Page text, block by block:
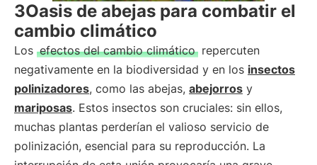
3Oasis de abejas para combatir el
cambio climático
Los efectos del cambio climático repercuten
negativamente en la biodiversidad y en los insectos
polinizadores, como las abejas, abejorros y
mariposas. Estos insectos son cruciales: sin ellos,
muchas plantas perderían el valioso servicio de
polinización, esencial para su reproducción. La